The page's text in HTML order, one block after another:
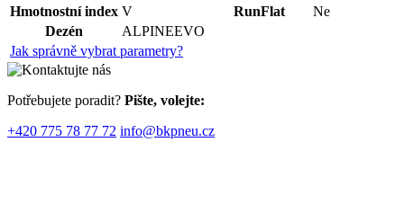
Hmotnostní index V RunFlat
Ne
Dezén
ALPINEEVO
Jak správně vybrat parametry?
Potřebujete poradit? Pište, volejte:
+420 775 78 77 72 info@bkpneu.cz